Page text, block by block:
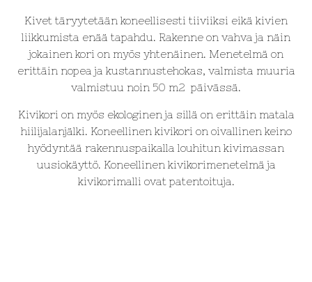
Kivet täryytetään koneellisesti tiiviiksi eikä kivien
liikkumista enää tapahdu. Rakenne on vahva ja näin
jokainen kori on myös yhtenäinen. Menetelmä on
erittäin nopea ja kustannustehokas, valmista muuria
valmistuu noin 50 m2 päivässä.
Kivikori on myös ekologinen ja sillä on erittäin matala
hiilijalanjälki. Koneellinen kivikori on oivallinen keino
hyödyntää rakennuspaikalla louhitun kivimassan
uusiokäyttö. Koneellinen kivikorimenetelmä ja
kivikorimalli ovat patentoituja.